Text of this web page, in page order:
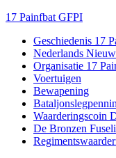
17 Painfbat GFPI
Geschiedenis 17
Nederlands
Organisatie 17
Voertuigen
Bewapening
Waarderingscoin
De Bronzen